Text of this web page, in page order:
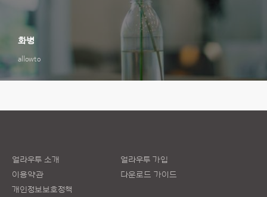
allowto
화병
얼라우투 소개
이용약관
개인정보보호정책
얼라우투 가입
다운로드 가이드